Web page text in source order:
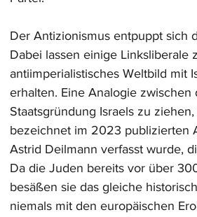
Der Antizionismus entpuppt sich
Dabei lassen einige
antiimperialistisches Weltbild mit
erhalten. Eine Analogie
Staatsgründung Israels zu
bezeichnet im 2023 publizierten
Astrid Deilmann verfasst wurde,
Da die Juden bereits vor über
besäßen sie das gleiche
niemals mit den europäischen